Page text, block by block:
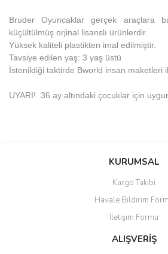
Bruder Oyuncaklar gerçek araçlara
küçültülmüş orjinal lisanslı ürünlerdir.
Yüksek kaliteli plastikten imal edilmiştir.
Tavsiye edilen yaş: 3 yaş üstü
İstenildiği taktirde Bworld insan maketleri
UYARI! 36 ay altındaki çocuklar için
Bu ürüne ilk yorumu siz
Ürün resmi kalitesiz, bozuk veya
Ürün açıklamasında eksik bilgiler
Ürün bilgilerinde hatalar bulunuyor.
KURUMSAL
Kargo Takibi
Havale Bildirim
İletişim Formu
ALIŞVERİŞ